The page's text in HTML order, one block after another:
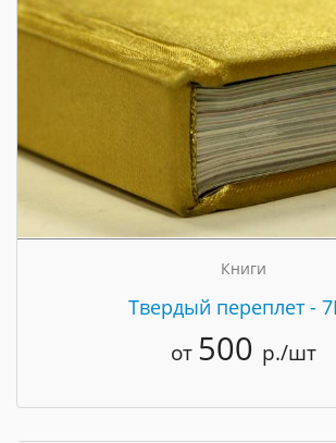
Книги
Твердый переплет -
от 500 р./шт